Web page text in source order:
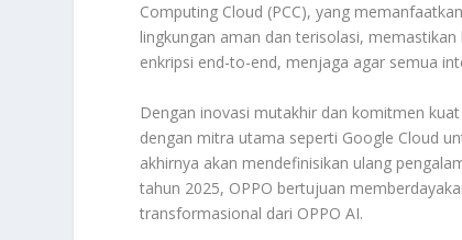
Computing Cloud (PCC), yang
lingkungan aman dan terisolasi,
enkripsi end-to-end, menjaga agar semua
Dengan inovasi mutakhir dan komitmen
dengan mitra utama seperti Google Cloud
akhirnya akan mendefinisikan ulang
tahun 2025, OPPO bertujuan
transformasional dari OPPO AI.